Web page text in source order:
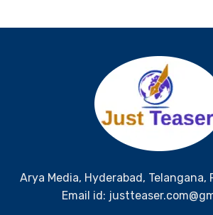
Arya Media, Hyderabad, Telangana,
Email id: